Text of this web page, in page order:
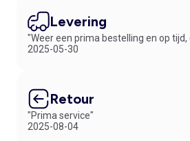
Levering
"Weer een prima bestelling en op tijd,
2025-05-30
Retour
"Prima service"
2025-08-04